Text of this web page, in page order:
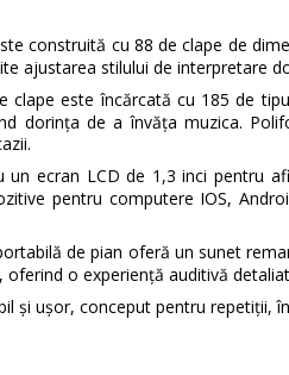
construită cu 88 de clape de
ajustarea stilului de interpretare
clape este încărcată cu 185 de
dorința de a învăța muzica.
ecran LCD de 1,3 inci pentru
pentru computere IOS,
de pian oferă un sunet
o experiență auditivă
și ușor, conceput pentru repetiții,